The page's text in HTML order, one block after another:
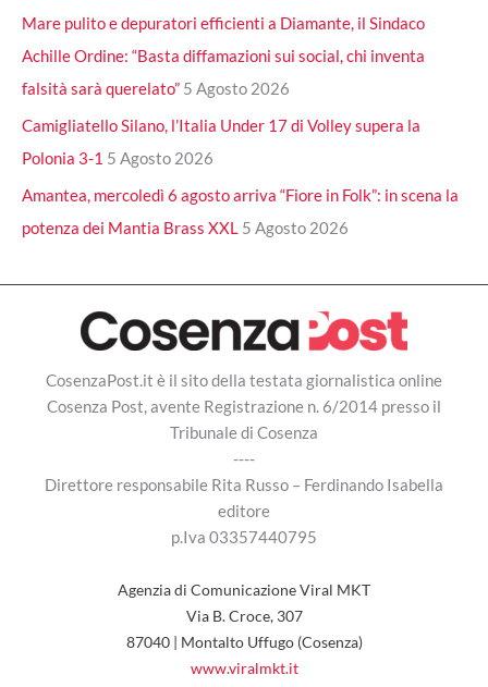
Mare pulito e depuratori efficienti a Diamante, il Sindaco
Achille Ordine: “Basta diffamazioni sui social, chi inventa
falsità sarà querelato” 5 Agosto 2026
Camigliatello Silano, l’Italia Under 17 di Volley supera la
Polonia 3-1 5 Agosto 2026
Amantea, mercoledì 6 agosto arriva “Fiore in Folk”: in scena la
potenza dei Mantia Brass XXL 5 Agosto 2026
CosenzaPost.it è il sito della testata giornalistica online
Cosenza Post, avente Registrazione n. 6/2014 presso il
Tribunale di Cosenza
----
Direttore responsabile Rita Russo – Ferdinando Isabella
editore
p.Iva 03357440795
Agenzia di Comunicazione Viral MKT
Via B. Croce, 307
87040 | Montalto Uffugo (Cosenza)
www.viralmkt.it